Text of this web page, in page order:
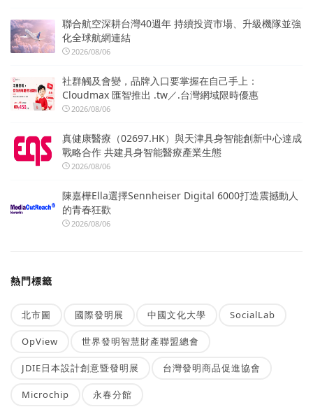
聯合航空深耕台灣40週年 持續投資市場、升級機隊並強
化全球航網連結
2026/08/06
社群觸及會變，品牌入口要掌握在自己手上：
Cloudmax 匯智推出 .tw／.台灣網域限時優惠
2026/08/06
真健康醫療（02697.HK）與天津具身智能創新中心達成
戰略合作 共建具身智能醫療產業生態
2026/08/06
陳嘉樺Ella選擇Sennheiser Digital 6000打造震撼動人
的青春狂歡
2026/08/06
熱門標籤
北市圖 國際發明展 中國文化大學 SocialLab
OpView 世界發明智慧財產聯盟總會
JDIE日本設計創意暨發明展 台灣發明商品促進協會
Microchip 永春分館